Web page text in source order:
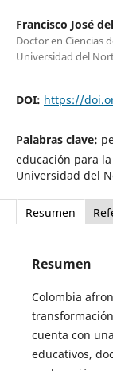
Francisco José
Doctor en Ciencias
Universidad del
DOI: https://
Palabras clave:
educación para
Universidad del
Resumen
Resumen
Colombia
cuenta con
educativos,